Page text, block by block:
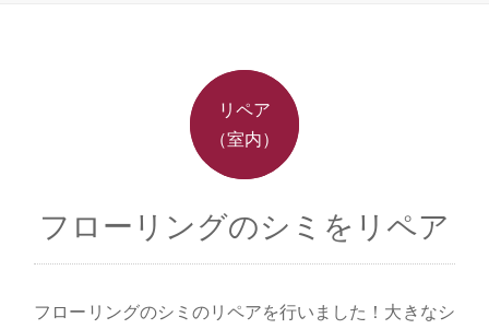
リペア
（室内）
フローリングのシミをリペア
フローリングのシミのリペアを行いました！大きなシ